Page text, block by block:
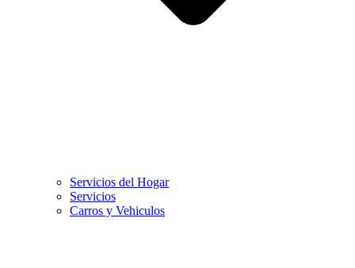
Servicios del Hogar
Servicios
Carros y Vehiculos